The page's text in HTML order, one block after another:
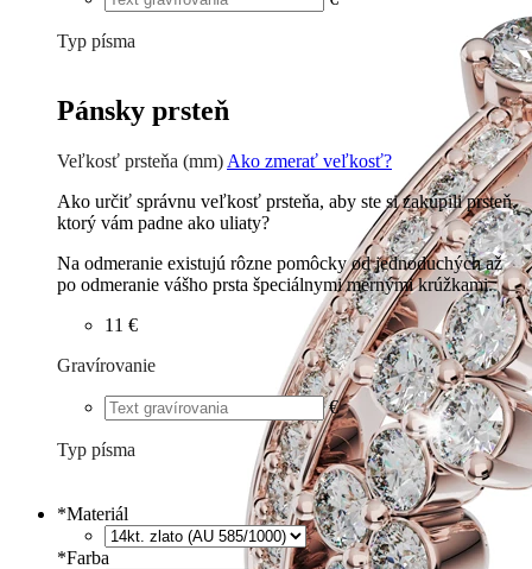
Typ písma
Pánsky prsteň
Veľkosť prsteňa (mm) Ako zmerať veľkosť?
Ako určiť správnu veľkosť prsteňa, aby ste si zakúpili prsteň,
ktorý vám padne ako uliaty?
Na odmeranie existujú rôzne pomôcky od jednoduchých až
po odmeranie vášho prsta špeciálnymi mernými krúžkami.
11 €
Gravírovanie
€
Typ písma
Písané €
*Materiál
*Farba